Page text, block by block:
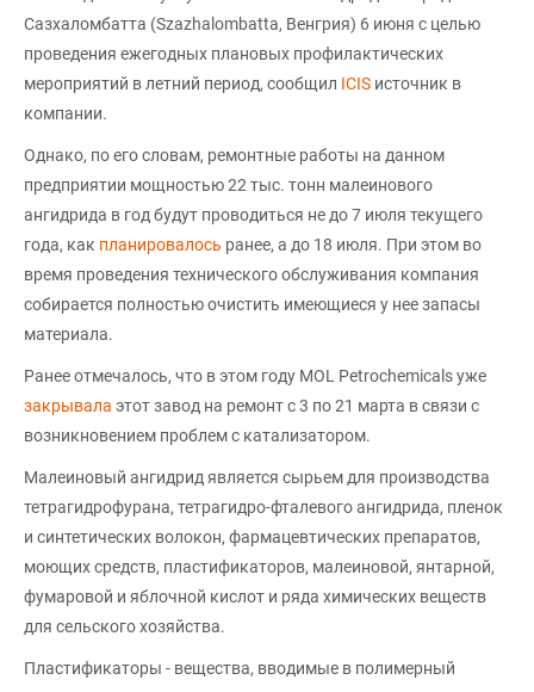
Сазхаломбатта (Szazhalombatta, Венгрия) 6 июня с целью
проведения ежегодных плановых профилактических
мероприятий в летний период, сообщил ICIS источник в
компании.
Однако, по его словам, ремонтные работы на данном
предприятии мощностью 22 тыс. тонн малеинового
ангидрида в год будут проводиться не до 7 июля текущего
года, как планировалось ранее, а до 18 июля. При этом во
время проведения технического обслуживания компания
собирается полностью очистить имеющиеся у нее запасы
материала.
Ранее отмечалось, что в этом году MOL Petrochemicals уже
закрывала этот завод на ремонт с 3 по 21 марта в связи с
возникновением проблем с катализатором.
Малеиновый ангидрид является сырьем для производства
тетрагидрофурана, тетрагидро-фталевого ангидрида, пленок
и синтетических волокон, фармацевтических препаратов,
моющих средств, пластификаторов, малеиновой, янтарной,
фумаровой и яблочной кислот и ряда химических веществ
для сельского хозяйства.
Пластификаторы - вещества, вводимые в полимерный